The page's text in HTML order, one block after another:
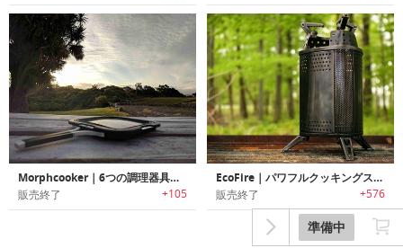
準備中
Morphcooker｜6つの調理器具に変身するアウトドア電子キャンプストーブ「モーフクッカー」
販売終了 +105
EcoFire｜パワフルクッキングストーブ「エコファイア」
販売終了 +576